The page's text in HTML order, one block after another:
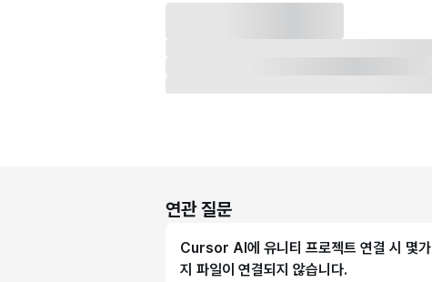
연관 질문
Cursor AI에 유니티 프로젝트 연결 시 몇가
지 파일이 연결되지 않습니다.